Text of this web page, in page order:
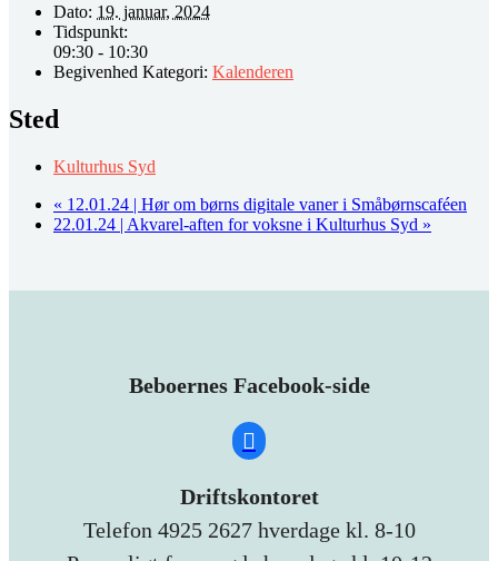
Dato: 19. januar, 2024
Tidspunkt:
09:30 - 10:30
Begivenhed Kategori: Kalenderen
Sted
Kulturhus Syd
« 12.01.24 | Hør om børns digitale vaner i Småbørnscaféen
22.01.24 | Akvarel-aften for voksne i Kulturhus Syd »
Beboernes Facebook-side
Driftskontoret
Telefon 4925 2627 hverdage kl. 8-10